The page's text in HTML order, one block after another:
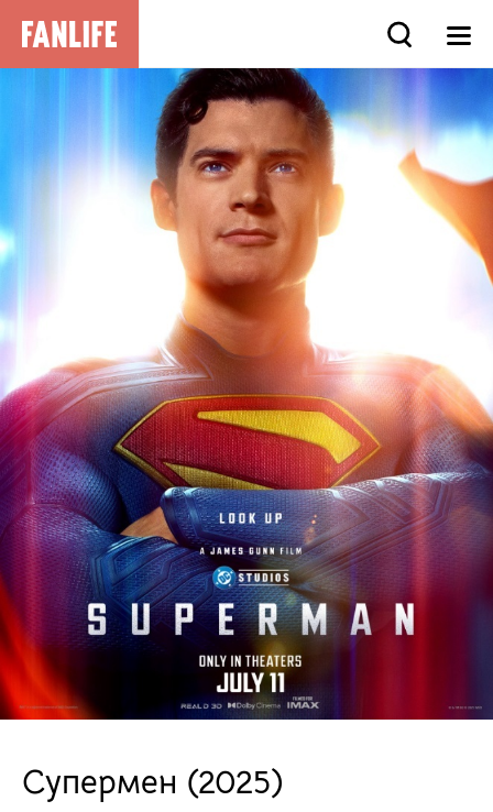
Супермен (2025)